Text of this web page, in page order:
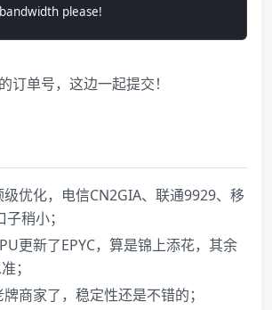
please!
订单号，这边一起提交！
优化，电信CN2GIA、联通9929、移
稍小；
更新了EPYC，算是锦上添花，其余
；
商家了，稳定性还是不错的；